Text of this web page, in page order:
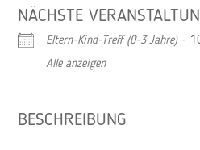
NÄCHSTE
Eltern-Kind-Treff (0-3 Jahre)-
Alle anzeigen
BESCHREIBUNG